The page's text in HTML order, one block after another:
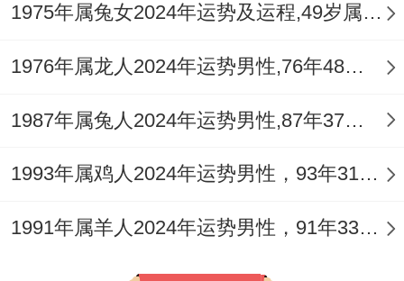
在事业上连续学习同提升自己的能力，抓住
不不难！
“我能行~我一定能做得更好！”
财运方面 -坦白说制定合理的理财计划。
1975年属兔女2024年运势及运程,49岁属兔人2024全年每月运势女性如何
1976年属龙人2024年运势男性,76年48岁属龙男2024年每月运程怎么样
1987年属兔人2024年运势男性,87年37岁属兔男2024年每月运程怎么样
1993年属鸡人2024年运势男性，93年31岁属鸡男2024年每月运程怎么样
1991年属羊人2024年运势男性，91年33岁属羊男2024年每月运程怎么样